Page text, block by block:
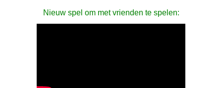
Nieuw spel om met vrienden te spelen: